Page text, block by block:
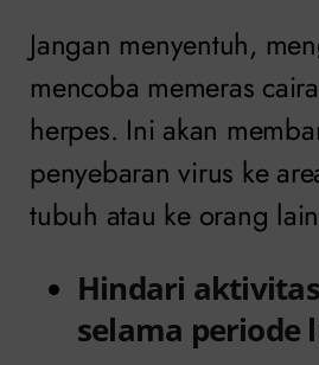
Jangan menyentuh,
mencoba memeras
herpes. Ini akan
penyebaran virus ke
tubuh atau ke orang
Hindari
selama periode